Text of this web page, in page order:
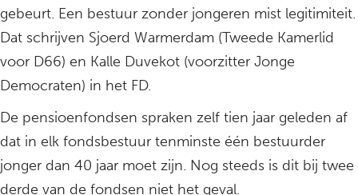
gebeurt. Een bestuur zonder jongeren mist legitimiteit.
Dat schrijven Sjoerd Warmerdam (Tweede Kamerlid
voor D66) en Kalle Duvekot (voorzitter Jonge
Democraten) in het FD.
De pensioenfondsen spraken zelf tien jaar geleden af
dat in elk fondsbestuur tenminste één bestuurder
jonger dan 40 jaar moet zijn. Nog steeds is dit bij twee
derde van de fondsen niet het geval.